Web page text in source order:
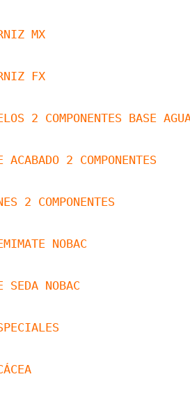
MX
FX
2 COMPONENTES BASE
ACABADO 2 COMPONENTES
2 COMPONENTES
NOBAC
SEDA NOBAC